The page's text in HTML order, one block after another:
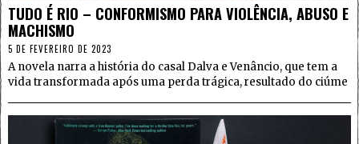
TUDO É RIO – CONFORMISMO PARA VIOLÊNCIA, ABUSO E
MACHISMO
5 DE FEVEREIRO DE 2023
A novela narra a história do casal Dalva e Venâncio, que tem a
vida transformada após uma perda trágica, resultado do ciúme